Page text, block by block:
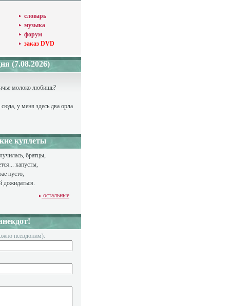
словарь
музыка
форум
заказ DVD
(7.08.2026)
молоко любишь?
у меня здесь два орла
куплеты
братцы,
капусты,
пусто,
дожидаться.
остальные
псевдоним):